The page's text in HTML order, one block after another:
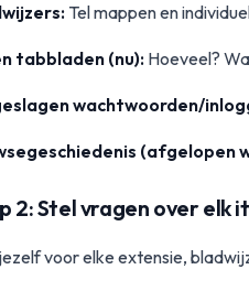
Tel mappen en
tabbladen (nu): Hoeveel?
wachtwoorden/
(afgelopen
2: Stel vragen over elk
voor elke extensie,